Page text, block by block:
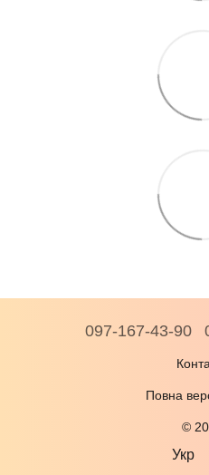
097-167-43-90
Повна
©
Укр